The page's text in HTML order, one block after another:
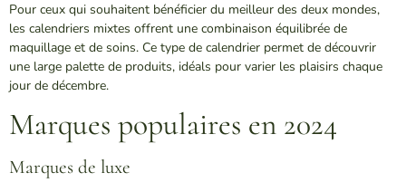
Pour ceux qui souhaitent bénéficier du meilleur des deux mondes,
les calendriers mixtes offrent une combinaison équilibrée de
maquillage et de soins. Ce type de calendrier permet de découvrir
une large palette de produits, idéals pour varier les plaisirs chaque
jour de décembre.
Marques populaires en 2024
Marques de luxe